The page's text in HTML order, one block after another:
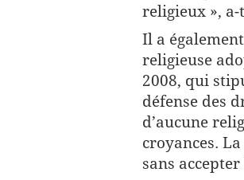
religieux »,
Il a
religieuse
2008, qui
défense des
d’aucune
croyances.
sans